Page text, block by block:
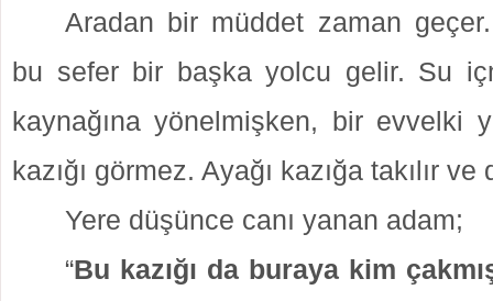
Aradan bir müddet zaman geçer.
bu sefer bir başka yolcu gelir. Su
kaynağına yönelmişken, bir evvelki
kazığı görmez. Ayağı kazığa takılır ve
Yere düşünce canı yanan adam;
“Bu kazığı da buraya kim